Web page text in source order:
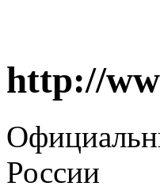
http://
России